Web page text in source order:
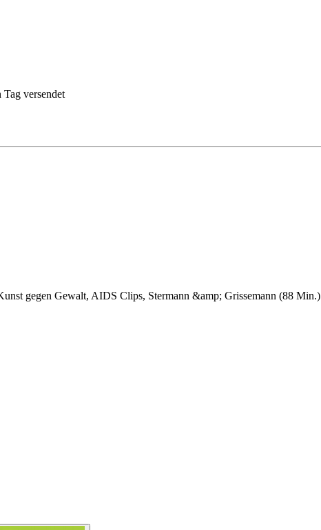
versendet
gegen Gewalt, AIDS Clips, Stermann &amp; Grissemann (88 Min.)